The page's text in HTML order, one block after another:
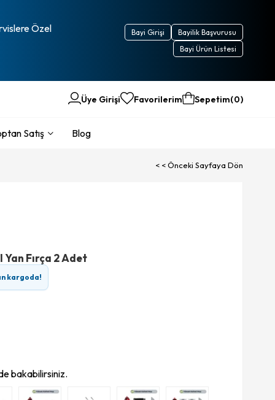
Özel
Bayilik Başvurusu
Bayi Girişi
Bayi Ürün Listesi
Üye Girişi Favorilerim Sepetim 0
Satış Blog
< < Önceki Sayfaya Dön
Yan Fırça 2 Adet
kargoda!
bakabilirsiniz.